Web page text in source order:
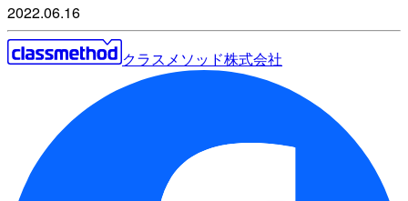
2022.06.16
クラスメソッド株式会社